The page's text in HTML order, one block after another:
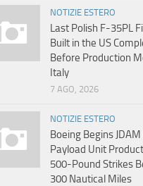
NOTIZIE ESTERO
Last Polish F-35PL
Built in the US
Before Production
Italy
7 AGO, 2026
NOTIZIE ESTERO
Boeing Begins JDAM
Payload Unit
500-Pound Strikes
300 Nautical Miles